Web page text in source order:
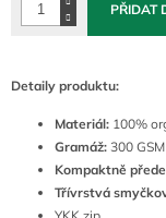
PŘIDAT
Detaily produktu:
Materiál: 100%
Gramáž: 300 GSM
Kompaktně
Třívrstvá